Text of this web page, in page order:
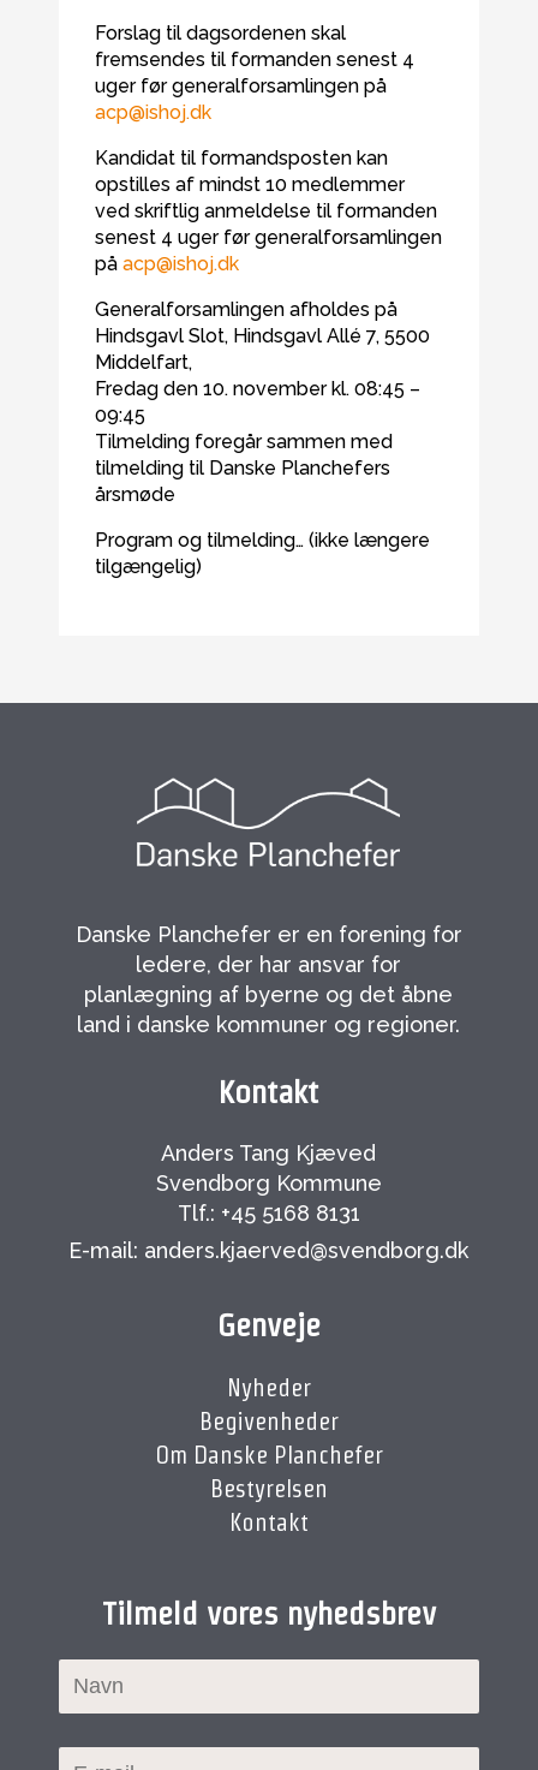
Forslag til dagsordenen skal
fremsendes til formanden senest 4
uger før generalforsamlingen på
acp@ishoj.dk
Kandidat til formandsposten kan
opstilles af mindst 10 medlemmer
ved skriftlig anmeldelse til formanden
senest 4 uger før generalforsamlingen
på acp@ishoj.dk
Generalforsamlingen afholdes på
Hindsgavl Slot, Hindsgavl Allé 7, 5500
Middelfart,
Fredag den 10. november kl. 08:45 –
09:45
Tilmelding foregår sammen med
tilmelding til Danske Planchefers
årsmøde
Program og tilmelding… (ikke længere
tilgængelig)
Danske Planchefer er en forening for
ledere, der har ansvar for
planlægning af byerne og det åbne
land i danske kommuner og regioner.
Kontakt
Anders Tang Kjæved
Svendborg Kommune
Tlf.: +45 5168 8131
E-mail: anders.kjaerved@svendborg.dk
Genveje
Nyheder
Begivenheder
Om Danske Planchefer
Bestyrelsen
Kontakt
Tilmeld vores nyhedsbrev